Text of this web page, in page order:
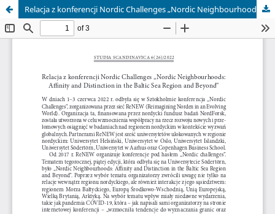
Relacja z konferencji Nordic Challenges „Nordic Neighbourhoods: Affinity and Distinction in the Baltic Sea Region and Beyond”